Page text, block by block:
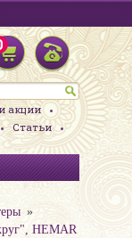
акции
Статьи
HEMAR